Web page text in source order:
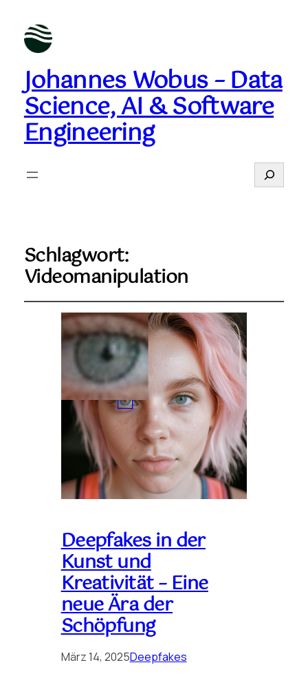
Johannes Wobus – Data
Science, AI & Software
Engineering
Suchen
Schlagwort:
Videomanipulation
Deepfakes in der
Kunst und
Kreativität – Eine
neue Ära der
Schöpfung
März 14, 2025Deepfakes